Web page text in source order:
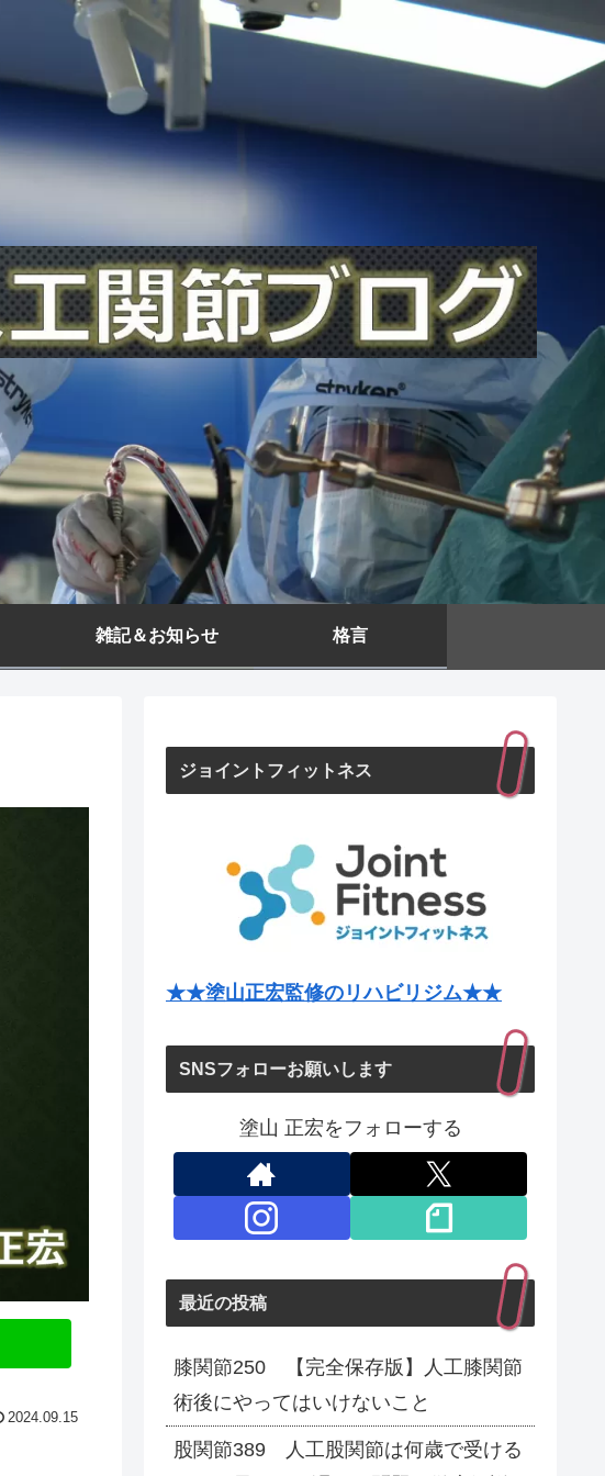
雑記＆お知らせ 格言
2024.09.15
ジョイントフィットネス
★★塗山正宏監修のリハビリジム★★
SNSフォローお願いします
塗山 正宏をフォローする
最近の投稿
膝関節250 【完全保存版】人工膝関節
術後にやってはいけないこと
股関節389 人工股関節は何歳で受ける